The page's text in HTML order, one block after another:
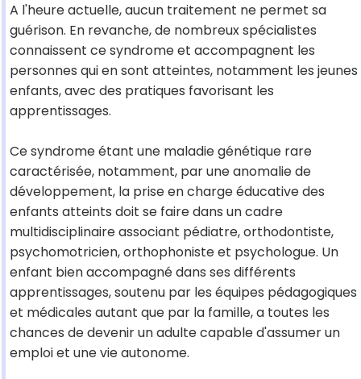
A l'heure actuelle, aucun traitement ne permet sa
guérison. En revanche, de nombreux spécialistes
connaissent ce syndrome et accompagnent les
personnes qui en sont atteintes, notamment les jeunes
enfants, avec des pratiques favorisant les
apprentissages.
Ce syndrome étant une maladie génétique rare
caractérisée, notamment, par une anomalie de
développement, la prise en charge éducative des
enfants atteints doit se faire dans un cadre
multidisciplinaire associant pédiatre, orthodontiste,
psychomotricien, orthophoniste et psychologue. Un
enfant bien accompagné dans ses différents
apprentissages, soutenu par les équipes pédagogiques
et médicales autant que par la famille, a toutes les
chances de devenir un adulte capable d'assumer un
emploi et une vie autonome.